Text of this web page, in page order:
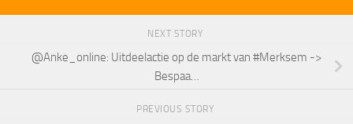
NEXT STORY
@Anke_online: Uitdeelactie op de markt van #Merksem ->
Bespaa…
PREVIOUS STORY